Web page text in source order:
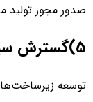
صدور مجوز
5)گسترش سیستم بازیافت
توسعه